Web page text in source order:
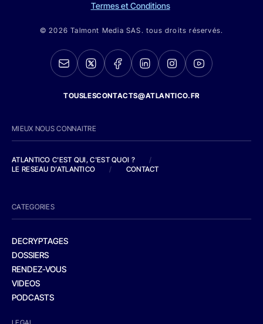
Termes et Conditions
© 2026 Talmont Media SAS. tous droits réservés.
TOUSLESCONTACTS@ATLANTICO.FR
MIEUX NOUS CONNAITRE
ATLANTICO C'EST QUI, C'EST QUOI ?
/
LE RESEAU D'ATLANTICO
/ CONTACT
CATEGORIES
DECRYPTAGES
DOSSIERS
RENDEZ-VOUS
VIDEOS
PODCASTS